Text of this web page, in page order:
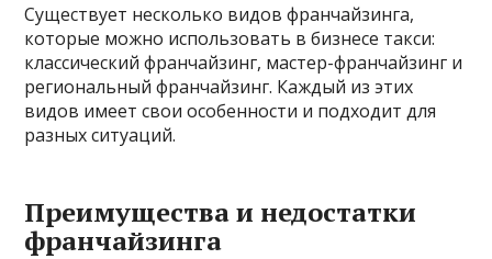
Существует несколько видов франчайзинга,
которые можно использовать в бизнесе такси:
классический франчайзинг, мастер-франчайзинг и
региональный франчайзинг. Каждый из этих
видов имеет свои особенности и подходит для
разных ситуаций.
Преимущества и недостатки
франчайзинга